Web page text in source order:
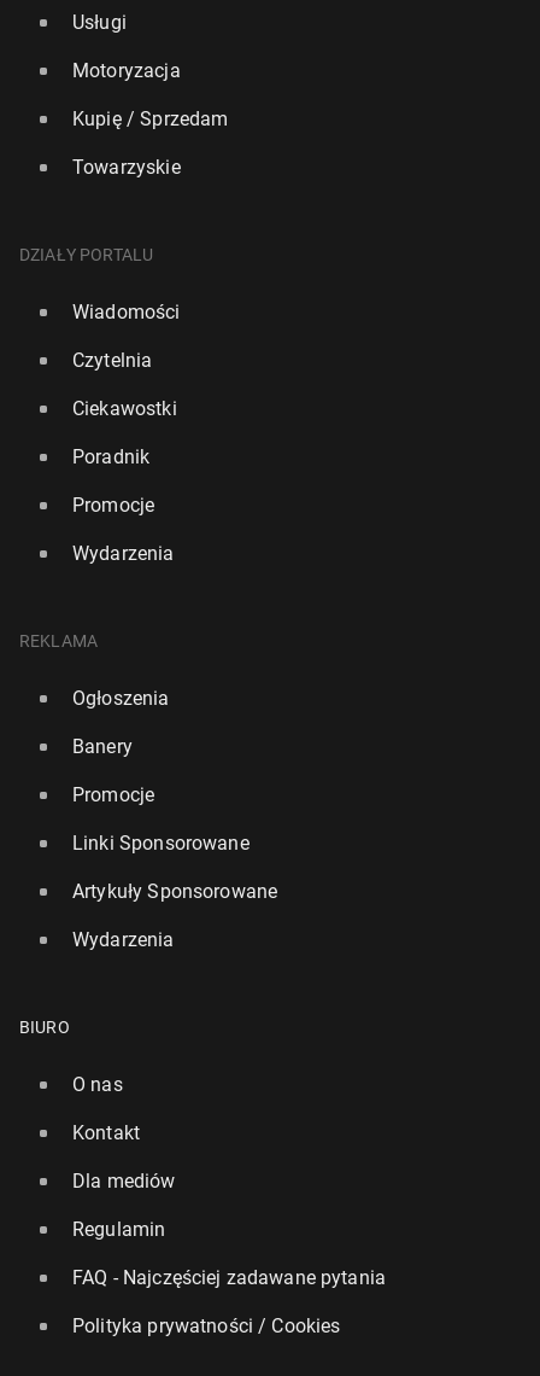
Usługi
Motoryzacja
Kupię / Sprzedam
Towarzyskie
DZIAŁY PORTALU
Wiadomości
Czytelnia
Ciekawostki
Poradnik
Promocje
Wydarzenia
REKLAMA
Ogłoszenia
Banery
Promocje
Linki Sponsorowane
Artykuły Sponsorowane
Wydarzenia
BIURO
O nas
Kontakt
Dla mediów
Regulamin
FAQ - Najczęściej zadawane pytania
Polityka prywatności / Cookies